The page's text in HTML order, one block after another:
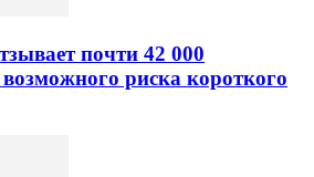
почти 42 000
риска короткого